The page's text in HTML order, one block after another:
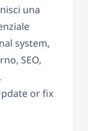
una
system,
SEO,
or fix